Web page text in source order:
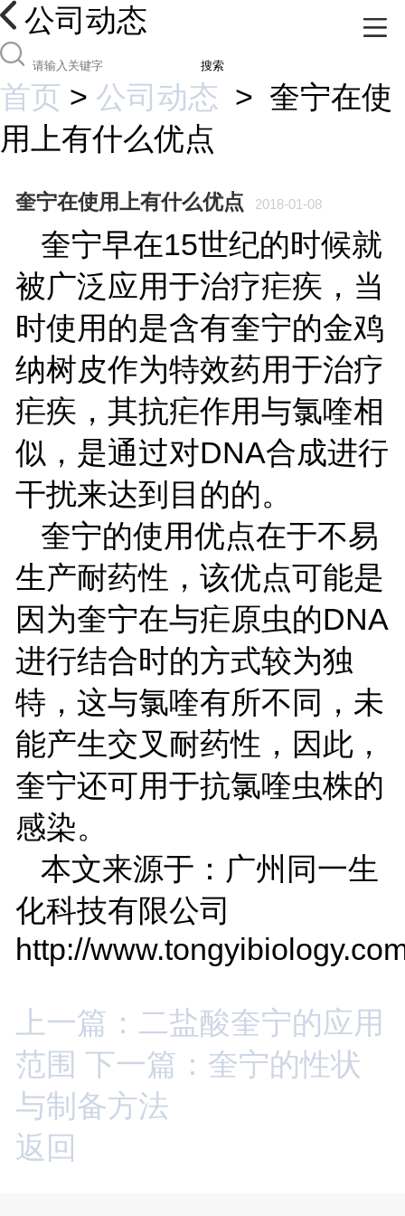
公司动态
搜索
首页 > 公司动态 > 奎宁在使
用上有什么优点
奎宁在使用上有什么优点 2018-01-08
奎宁早在15世纪的时候就
被广泛应用于治疗疟疾，当
时使用的是含有奎宁的金鸡
纳树皮作为特效药用于治疗
疟疾，其抗疟作用与氯喹相
似，是通过对DNA合成进行
干扰来达到目的的。
奎宁的使用优点在于不易
生产耐药性，该优点可能是
因为奎宁在与疟原虫的DNA
进行结合时的方式较为独
特，这与氯喹有所不同，未
能产生交叉耐药性，因此，
奎宁还可用于抗氯喹虫株的
感染。
本文来源于：广州同一生
化科技有限公司
http://
上一篇：二盐酸奎宁的应用
范围 下一篇：奎宁的性状
与制备方法
返回